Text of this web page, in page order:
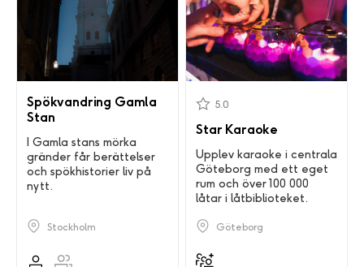
Spökvandring Gamla
Stan
I Gamla stans mörka
gränder får berättelser
och spökhistorier liv på
nytt.
Stockholm
Star Karaoke
5.0
Upplev karaoke i centrala
Göteborg med ett eget
rum och över 100 000
låtar i låtbiblioteket.
Göteborg